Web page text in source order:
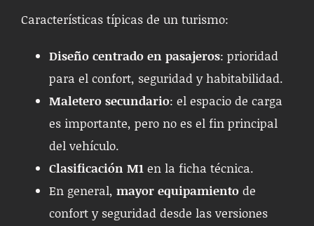
Características típicas de un turismo:
Diseño centrado en pasajeros: prioridad
para el confort, seguridad y habitabilidad.
Maletero secundario: el espacio de carga
es importante, pero no es el fin principal
del vehículo.
Clasificación M1 en la ficha técnica.
En general, mayor equipamiento de
confort y seguridad desde las versiones